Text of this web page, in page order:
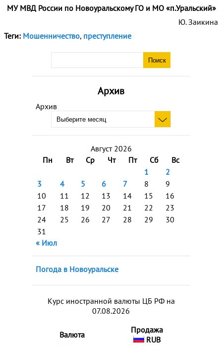
Архив
Архив
Август 2026
Пн
Вт Ср Чт Пт Сб
Вс
1
2
3
4 5 6 7 8
9
10
11 12 13 14 15
16
17
18 19 20 21 22
23
24
25 26 27 28 29
30
31
« Июл
Погода в Новоуральске
Курс иностранной валюты ЦБ РФ на
07.08.2026
Валюта
Продажа
RUB
МУ МВД России по Новоуральскому ГО и МО «п.Уральский»
Ю. Заикина
Теги: Мошенничество, преступление